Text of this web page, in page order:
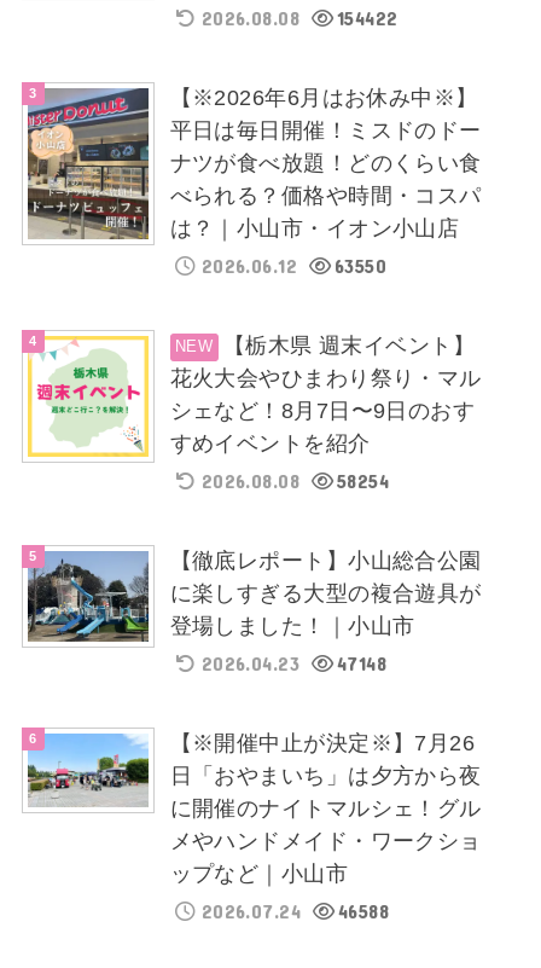
2026.08.08 154422
【※2026年6月はお休み中※】
平日は毎日開催！ミスドのドー
ナツが食べ放題！どのくらい食
べられる？価格や時間・コスパ
は？｜小山市・イオン小山店
2026.06.12 63550
【栃木県 週末イベント】
花火大会やひまわり祭り・マル
シェなど！8月7日〜9日のおす
すめイベントを紹介
2026.08.08 58254
【徹底レポート】小山総合公園
に楽しすぎる大型の複合遊具が
登場しました！｜小山市
2026.04.23 47148
【※開催中止が決定※】7月26
日「おやまいち」は夕方から夜
に開催のナイトマルシェ！グル
メやハンドメイド・ワークショ
ップなど｜小山市
2026.07.24 46588